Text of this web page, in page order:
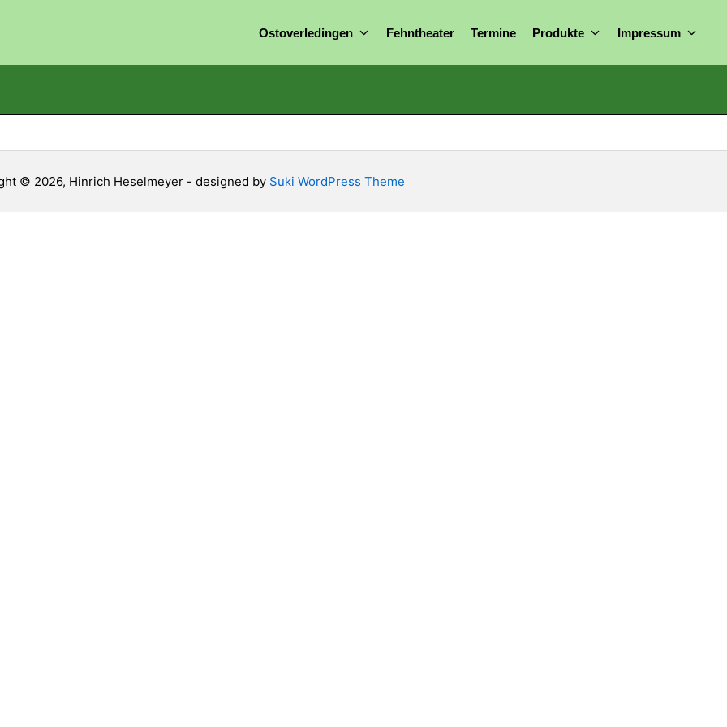
Ostoverledingen Fehntheater Termine Produkte Impressum
© 2026, Hinrich Heselmeyer - designed by Suki WordPress Theme